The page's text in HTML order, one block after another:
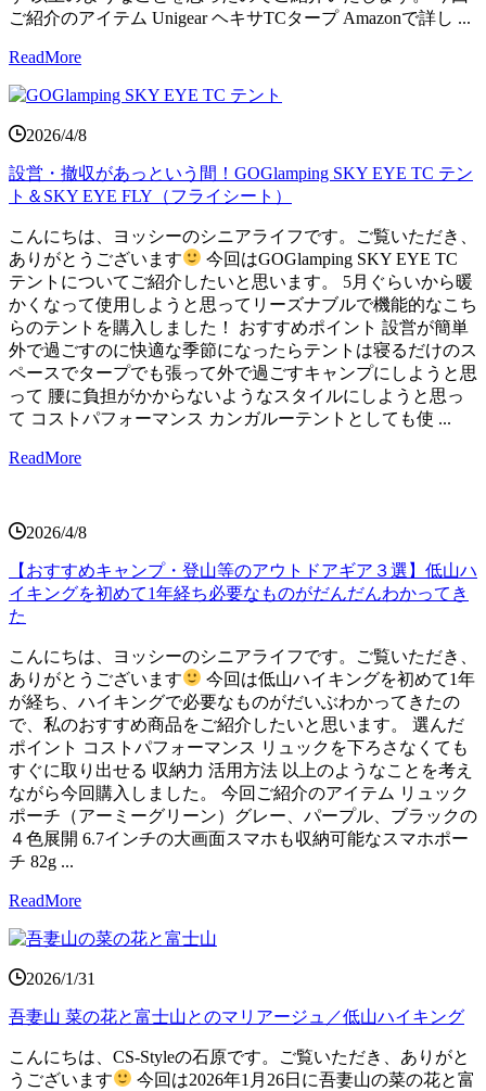
ご紹介のアイテム Unigear ヘキサTCタープ Amazonで詳し ...
ReadMore
2026/4/8
設営・撤収があっという間！GOGlamping SKY EYE TC テン
ト＆SKY EYE FLY（フライシート）
こんにちは、ヨッシーのシニアライフです。ご覧いただき、
ありがとうございます
今回はGOGlamping SKY EYE TC
テントについてご紹介したいと思います。 5月ぐらいから暖
かくなって使用しようと思ってリーズナブルで機能的なこち
らのテントを購入しました！ おすすめポイント 設営が簡単
外で過ごすのに快適な季節になったらテントは寝るだけのス
ペースでタープでも張って外で過ごすキャンプにしようと思
って 腰に負担がかからないようなスタイルにしようと思っ
て コストパフォーマンス カンガルーテントとしても使 ...
ReadMore
2026/4/8
【おすすめキャンプ・登山等のアウトドアギア３選】低山ハ
イキングを初めて1年経ち必要なものがだんだんわかってき
た
こんにちは、ヨッシーのシニアライフです。ご覧いただき、
ありがとうございます
今回は低山ハイキングを初めて1年
が経ち、ハイキングで必要なものがだいぶわかってきたの
で、私のおすすめ商品をご紹介したいと思います。 選んだ
ポイント コストパフォーマンス リュックを下ろさなくても
すぐに取り出せる 収納力 活用方法 以上のようなことを考え
ながら今回購入しました。 今回ご紹介のアイテム リュック
ポーチ（アーミーグリーン）グレー、パープル、ブラックの
４色展開 6.7インチの大画面スマホも収納可能なスマホポー
チ 82g ...
ReadMore
2026/1/31
吾妻山 菜の花と富士山とのマリアージュ／低山ハイキング
こんにちは、CS-Styleの石原です。ご覧いただき、ありがと
うございます
今回は2026年1月26日に吾妻山の菜の花と富